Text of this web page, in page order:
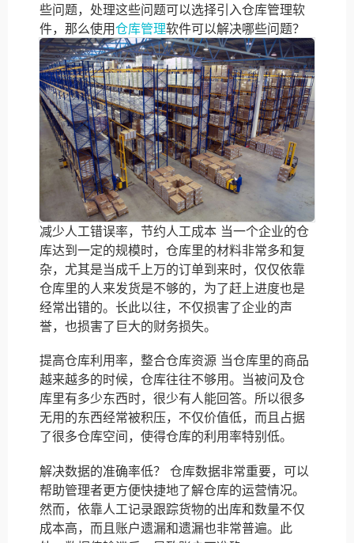
些问题，处理这些问题可以选择引入仓库管理软
件，那么使用仓库管理软件可以解决哪些问题？
减少人工错误率，节约人工成本 当一个企业的仓
库达到一定的规模时，仓库里的材料非常多和复
杂，尤其是当成千上万的订单到来时，仅仅依靠
仓库里的人来发货是不够的，为了赶上进度也是
经常出错的。长此以往，不仅损害了企业的声
誉，也损害了巨大的财务损失。
提高仓库利用率，整合仓库资源 当仓库里的商品
越来越多的时候，仓库往往不够用。当被问及仓
库里有多少东西时，很少有人能回答。所以很多
无用的东西经常被积压，不仅价值低，而且占据
了很多仓库空间，使得仓库的利用率特别低。
解决数据的准确率低？ 仓库数据非常重要，可以
帮助管理者更方便快捷地了解仓库的运营情况。
然而，依靠人工记录跟踪货物的出库和数量不仅
成本高，而且账户遗漏和遗漏也非常普遍。此